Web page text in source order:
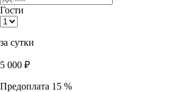
Гости
за сутки
5 000 ₽
Предоплата 15 %